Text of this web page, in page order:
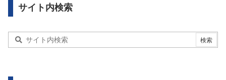
サイト内検索